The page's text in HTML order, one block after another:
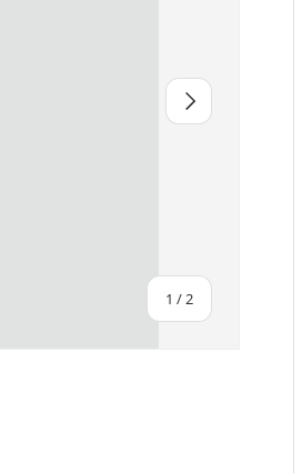
1 /din
2
Următor